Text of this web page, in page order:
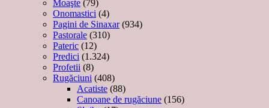
Moaşte (79)
Onomastici (4)
Pagini de Sinaxar(934)
Pastorale (310)
Pateric (12)
Predici (1.324)
Profetii (8)
Rugăciuni (408)
Acatiste (88)
Canoane de rugăciune (156)